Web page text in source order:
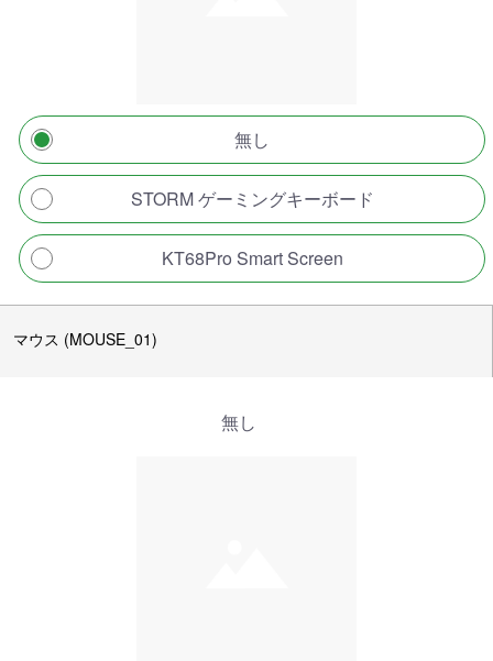
無し
STORM ゲーミングキーボード
KT68Pro Smart Screen
マウス (MOUSE_01)
無し